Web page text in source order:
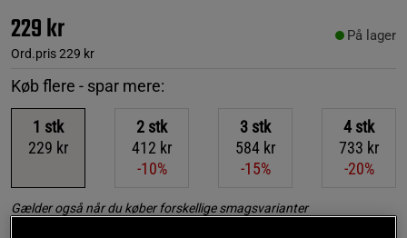
229 kr
Ord.pris229 kr
På lager
Køb flere - spar mere:
1 stk
229 kr
2 stk
412 kr
-10%
3 stk
584 kr
-15%
4 stk
733 kr
-20%
Gælder også når du køber forskellige smagsvarianter